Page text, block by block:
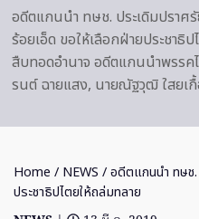
อดีตแกนนำ ทษช. ประเดิมปราศรั
ร้อยเอ็ด ขอให้เลือกฝ่ายประชาธิ
สืบทอดอำนาจ อดีตแกนนำพรรค
รนต์ ฉายแสง, นายณัฐวุฒิ ใสยเ
Home / NEWS / อดีตแกนนำ ทษช.
ประชาธิปไตยให้ถล่มทลาย